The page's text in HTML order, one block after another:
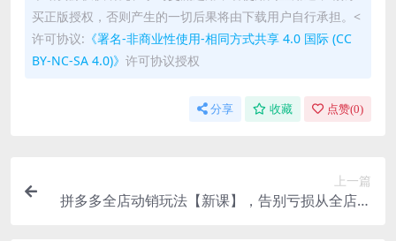
买正版授权，否则产生的一切后果将由下载用户自行承担。<
许可协议: 《署名-非商业性使用-相同方式共享 4.0 国际 (CC
BY-NC-SA 4.0)》 许可协议授权
分享 收藏 点赞(0)
上一篇
拼多多全店动销玩法【新课】，告别亏损从全店动